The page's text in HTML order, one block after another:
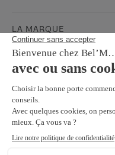
LA MARQUE
FAQ
Garanties
Service Après-Vente
BESOIN D'INFORMATIONS